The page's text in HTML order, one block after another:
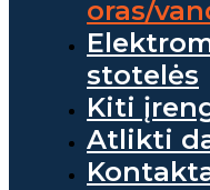
oras/
stotelės
Kiti
Atlikti